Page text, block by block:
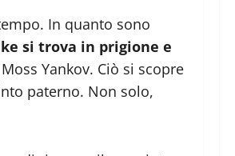
In quanto sono
si trova in prigione e
Yankov. Ciò si scopre
paterno. Non solo,